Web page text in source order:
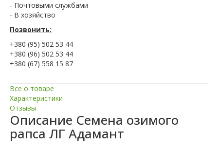
- Почтовыми службами
- В хозяйство
Позвонить:
+380 (95) 502 53 44
+380 (96) 502 53 44
+380 (67) 558 15 87
Все о товаре
Характеристики
Отзывы
Описание Семена озимого
рапса ЛГ Адамант